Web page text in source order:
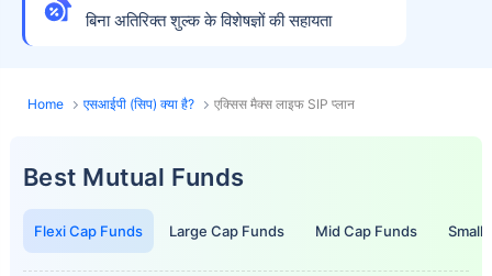
बिना अतिरिक्त शुल्क के विशेषज्ञों की सहायता
Home एसआईपी (सिप) क्या है? एक्सिस मैक्स लाइफ SIP प्लान
Best Mutual Funds
Flexi Cap Funds Large Cap Funds Mid Cap Funds Small